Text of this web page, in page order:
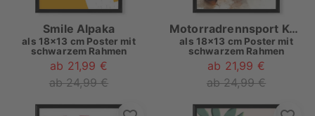
Smile Alpaka
als 18x13 cm Poster mit
schwarzem Rahmen
ab 21,99 €
ab 24,99 €
Motorradrennsport Kunst A
als 18x13 cm Poster mit
schwarzem Rahmen
ab 21,99 €
ab 24,99 €